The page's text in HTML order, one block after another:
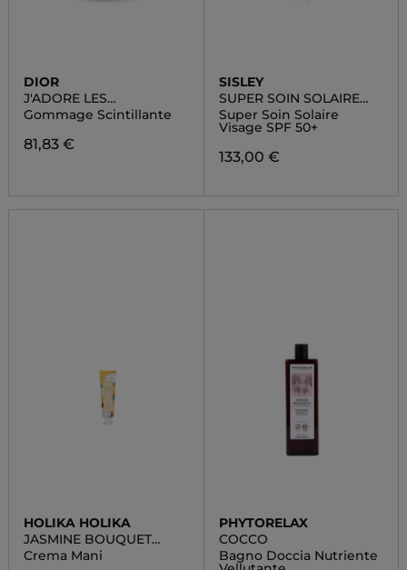
DIOR
J'ADORE LES
ADORABLES
Gommage Scintillante
81,83 €
SISLEY
SUPER SOIN SOLAIRE
VISAGE SPF50+
Super Soin Solaire
Visage SPF 50+
133,00 €
HOLIKA HOLIKA
JASMINE BOUQUET
HAND CREAM
Crema Mani
PHYTORELAX
COCCO
Bagno Doccia Nutriente